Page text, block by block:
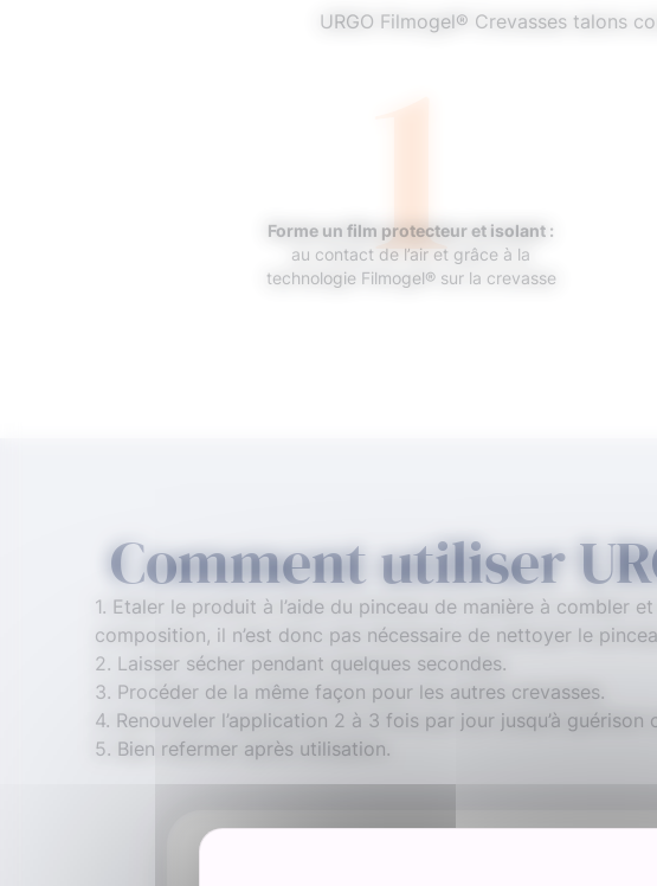
URGO Filmogel® Crevasses talons
1
Forme un film protecteur et isolant :
au contact de l’air et grâce à la
technologie Filmogel® sur la crevasse
Comment utiliser
1. Etaler le produit à l’aide du pinceau de manière à combler
composition, il n’est donc pas nécessaire de nettoyer le
2. Laisser sécher pendant quelques secondes.
3. Procéder de la même façon pour les autres crevasses.
4. Renouveler l’application 2 à 3 fois par jour jusqu’à guérison
5. Bien refermer après utilisation.